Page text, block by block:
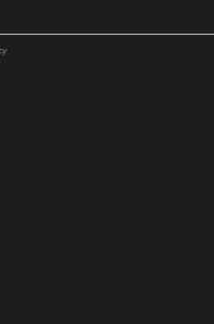
dass Sie ein überwiegendes